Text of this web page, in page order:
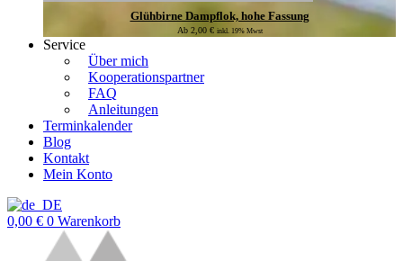
Glühbirne Dampflok, hohe Fassung
Ab 2,00 € inkl. 19% Mwst
Service
Über mich
Kooperationspartner
FAQ
Anleitungen
Terminkalender
Blog
Kontakt
Mein Konto
0,00 € 0 Warenkorb